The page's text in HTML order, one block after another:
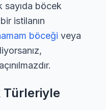
sayıda böcek
istilanın
böceği veya
Türleriyle